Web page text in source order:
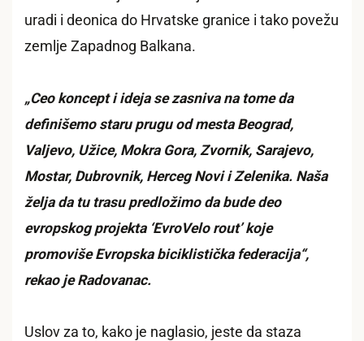
uradi i deonica do Hrvatske granice i tako povežu
zemlje Zapadnog Balkana.
„Ceo koncept i ideja se zasniva na tome da
definišemo staru prugu od mesta Beograd,
Valjevo, Užice, Mokra Gora, Zvornik, Sarajevo,
Mostar, Dubrovnik, Herceg Novi i Zelenika. Naša
želja da tu trasu predložimo da bude deo
evropskog projekta ‘EvroVelo rout’ koje
promoviše Evropska biciklistička federacija“,
rekao je Radovanac.
Uslov za to, kako je naglasio, jeste da staza